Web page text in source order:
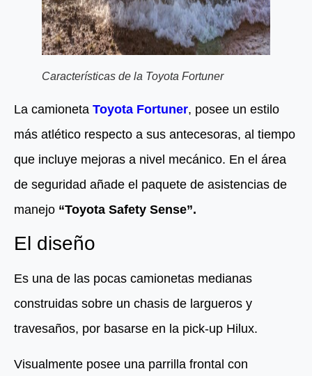
Características de la Toyota Fortuner
La camioneta Toyota Fortuner, posee un estilo
más atlético respecto a sus antecesoras, al tiempo
que incluye mejoras a nivel mecánico. En el área
de seguridad añade el paquete de asistencias de
manejo “Toyota Safety Sense”.
El diseño
Es una de las pocas camionetas medianas
construidas sobre un chasis de largueros y
travesaños, por basarse en la pick-up Hilux.
Visualmente posee una parrilla frontal con